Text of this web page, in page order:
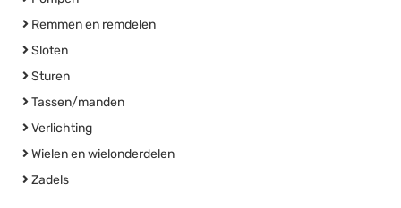
Remmen en remdelen
Sloten
Sturen
Tassen/manden
Verlichting
Wielen en wielonderdelen
Zadels